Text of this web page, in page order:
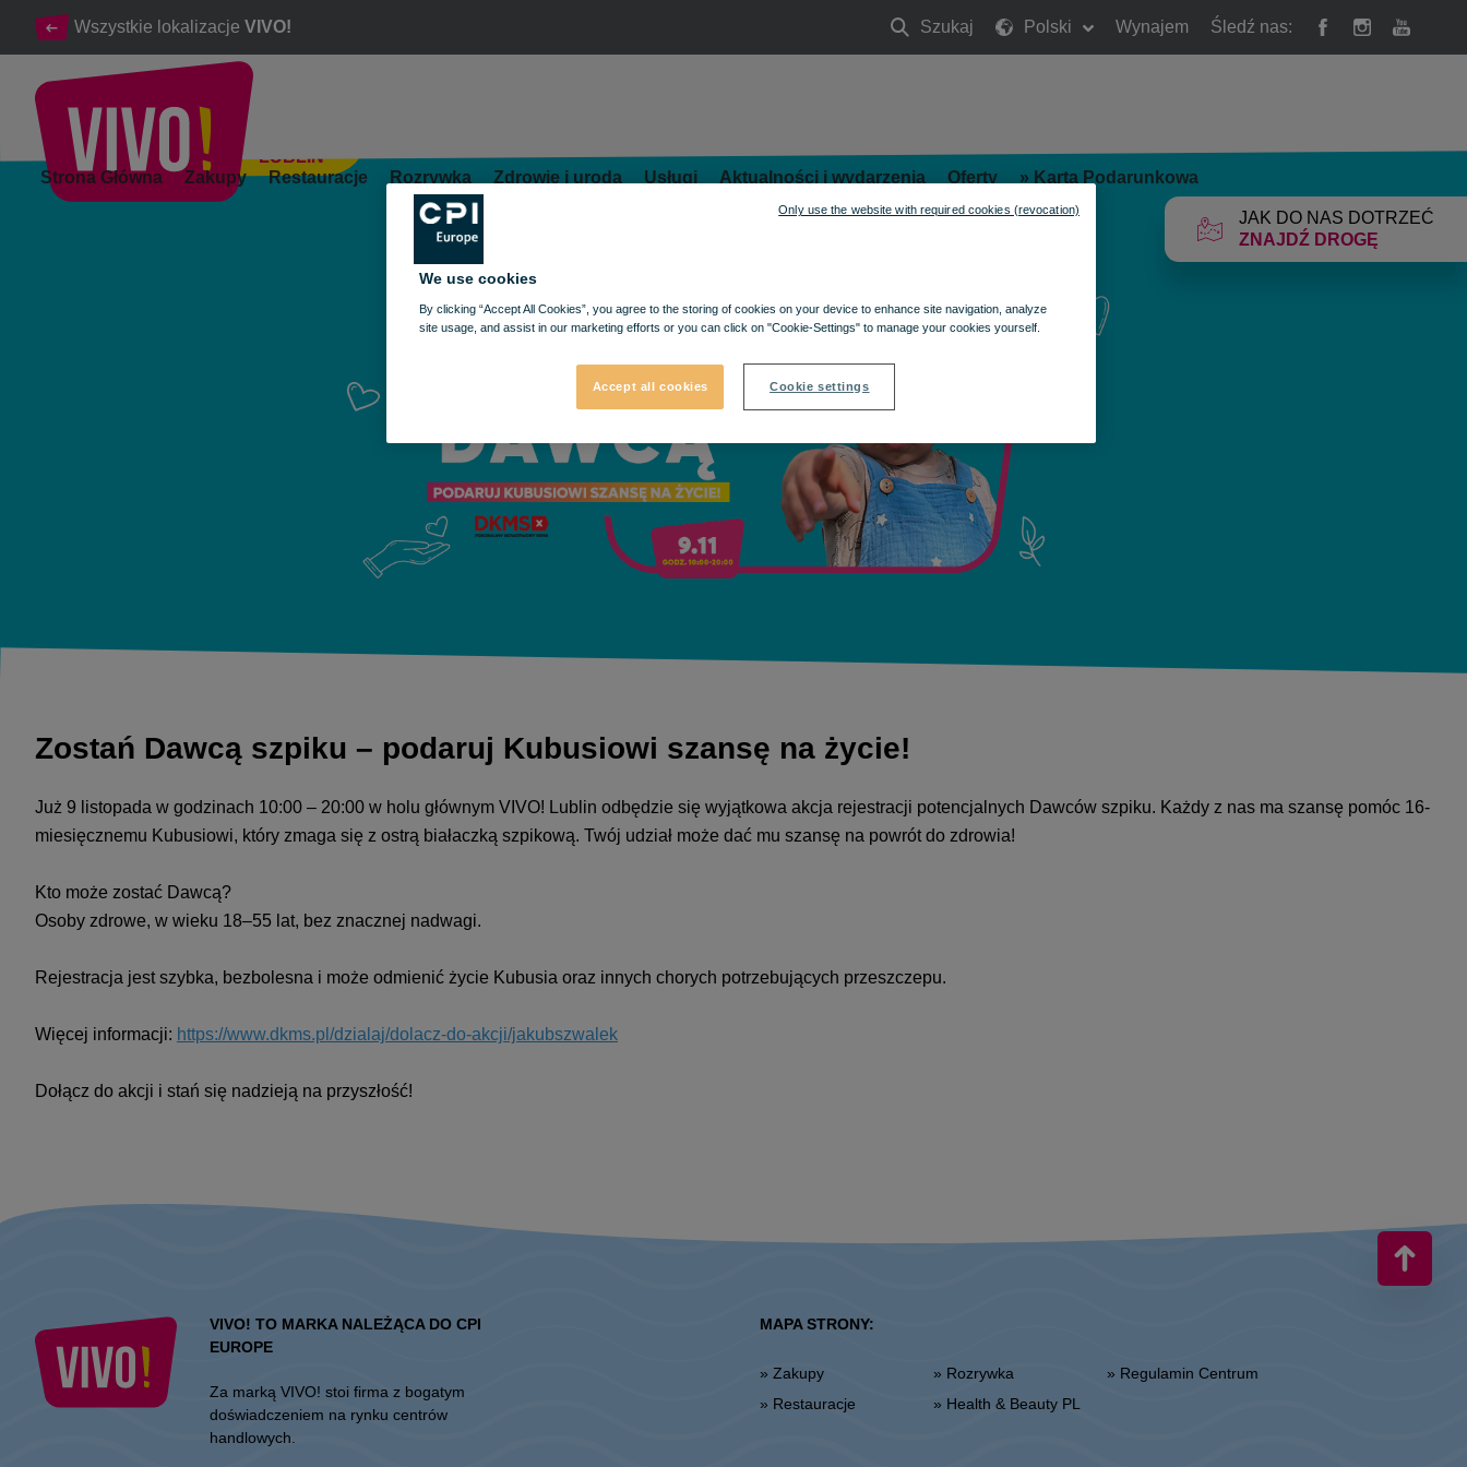
Wszystkie lokalizacje VIVO! Szukaj
Szukaj
Polski Wynajem Śledź nas:
JAK DO NAS DOTRZEĆ
ZNAJDŹ DROGĘ
LUBLIN
Strona Główna Zakupy Restauracje Rozrywka Zdrowie i uroda Usługi Aktualności i wydarzenia Oferty » Karta Podarunkowa
Zostań Dawcą szpiku – podaruj Kubusiowi szansę na życie!
Zostań Dawcą szpiku – podaruj Kubusiowi szansę na życie!
Już 9 listopada w godzinach 10:00 – 20:00 w holu głównym VIVO! Lublin odbędzie się wyjątkowa akcja rejestracji potencjalnych Dawców szpiku. Każdy z nas ma szansę pomóc 16-
miesięcznemu Kubusiowi, który zmaga się z ostrą białaczką szpikową. Twój udział może dać mu szansę na powrót do zdrowia!
Kto może zostać Dawcą?
Osoby zdrowe, w wieku 18–55 lat, bez znacznej nadwagi.
Rejestracja jest szybka, bezbolesna i może odmienić życie Kubusia oraz innych chorych potrzebujących przeszczepu.
Więcej informacji: https://www.dkms.pl/dzialaj/dolacz-do-akcji/jakubszwalek
Dołącz do akcji i stań się nadzieją na przyszłość!
VIVO! TO MARKA NALEŻĄCA DO CPI
EUROPE
Za marką VIVO! stoi firma z bogatym
doświadczeniem na rynku centrów
handlowych.
MAPA STRONY:
» Zakupy
» Restauracje
» Rozrywka
» Health & Beauty PL
» Regulamin Centrum
We use cookies
By clicking “Accept All Cookies”, you agree to the storing of cookies on your device to enhance site navigation, analyze
site usage, and assist in our marketing efforts or you can click on "Cookie-Settings" to manage your cookies yourself.
Accept all cookies Cookie settings
Only use the website with required cookies (revocation)